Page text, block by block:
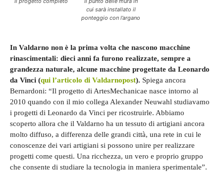
cui sarà installato il
ponteggio con l’argano
In Valdarno non è la prima volta che nascono macchine
rinascimentali: dieci anni fa furono realizzate, sempre a
grandezza naturale, alcune macchine progettate da Leonardo
da Vinci (qui l’articolo di Valdarnopost). Spiega ancora
Bernardoni: “Il progetto di ArtesMechanicae nasce intorno al
2010 quando con il mio collega Alexander Neuwahl studiavamo
i progetti di Leonardo da Vinci per ricostruirle. Abbiamo
scoperto allora che il Valdarno ha un tessuto di artigiani ancora
molto diffuso, a differenza delle grandi città, una rete in cui le
conoscenze dei vari artigiani si possono unire per realizzare
progetti come questi. Una ricchezza, un vero e proprio gruppo
che consente di studiare la tecnologia in maniera sperimentale”.